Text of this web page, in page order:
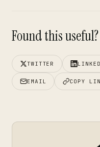
Found this
TWITTER
EMAIL COPY